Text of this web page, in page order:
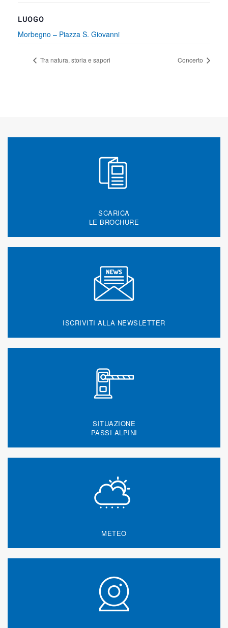
LUOGO
Morbegno – Piazza S. Giovanni
Tra natura, storia e sapori Concerto
SCARICA
LE BROCHURE
ISCRIVITI ALLA NEWSLETTER
SITUAZIONE
PASSI ALPINI
METEO